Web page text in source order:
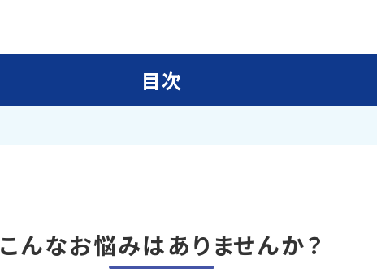
目次
こんなお悩みはありませんか？